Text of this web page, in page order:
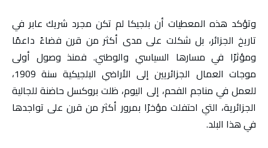
وتؤكد هذه المعطيات أن بلجيكا لم تكن مجرد شريك عابر في
تاريخ الجزائر، بل شكلت على مدى أكثر من قرن فضاءً داعمًا
ومؤثرًا في مسارها السياسي والوطني. فمنذ وصول أولى
موجات العمال الجزائريين إلى الأراضي البلجيكية سنة 1909،
للعمل في مناجم الفحم، إلى اليوم، ظلت بروكسل حاضنة للجالية
الجزائرية، التي احتفلت مؤخرًا بمرور أكثر من قرن على تواجدها
في هذا البلد.